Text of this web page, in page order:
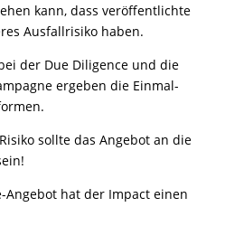
kann, dass veröffentlichte
Ausfallrisiko haben.
der Due Diligence und die
ergeben die Einmal-
sollte das Angebot an die
Angebot hat der Impact einen